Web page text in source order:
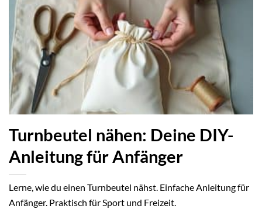
Turnbeutel nähen: Deine DIY-
Anleitung für Anfänger
Lerne, wie du einen Turnbeutel nähst. Einfache Anleitung für
Anfänger. Praktisch für Sport und Freizeit.